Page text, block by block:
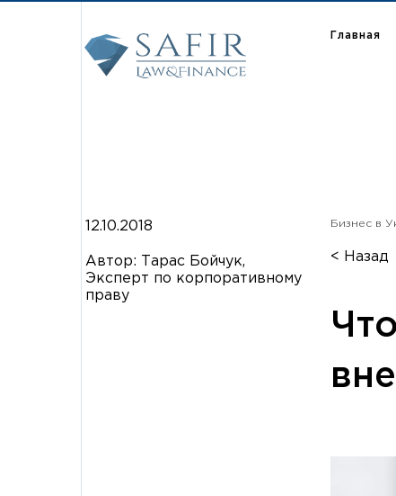
Главная
12.10.2018
Автор: Тарас Бойчук,
Эксперт по корпоративному
праву
Бизнес в
< Назад